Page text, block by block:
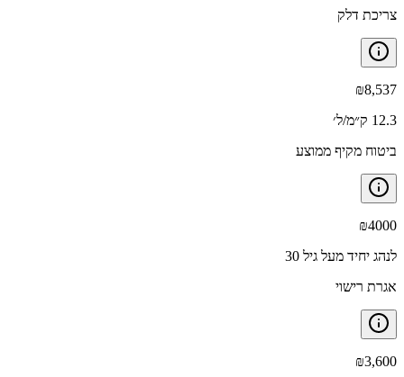
צריכת דלק
₪8,537
12.3 ק״מ/ל׳
ביטוח מקיף ממוצע
₪4000
לנהג יחיד מעל גיל 30
אגרת רישוי
₪3,600